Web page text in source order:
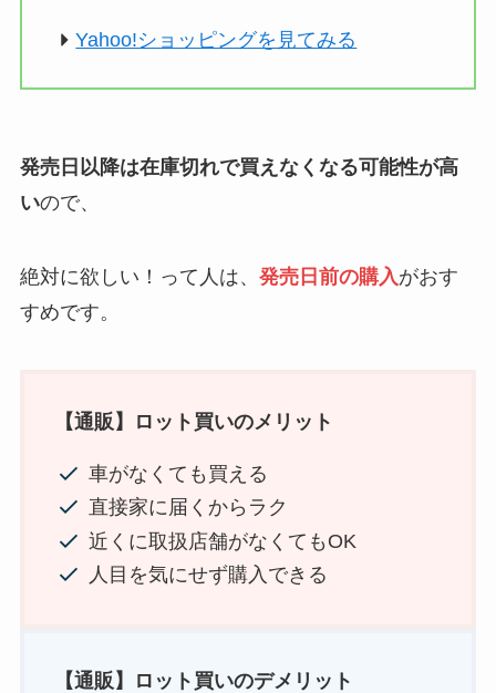
Yahoo!ショッピングを見てみる
発売日以降は在庫切れで買えなくなる可能性が高
いので、
絶対に欲しい！って人は、 発売日前の購入がおす
すめです。
【通販 】ロット買いのメリット
車がなくても買える
直接家に届くからラク
近くに取扱店舗がなくてもOK
人目を気にせず購入できる
【通販 】ロット買いのデメリット